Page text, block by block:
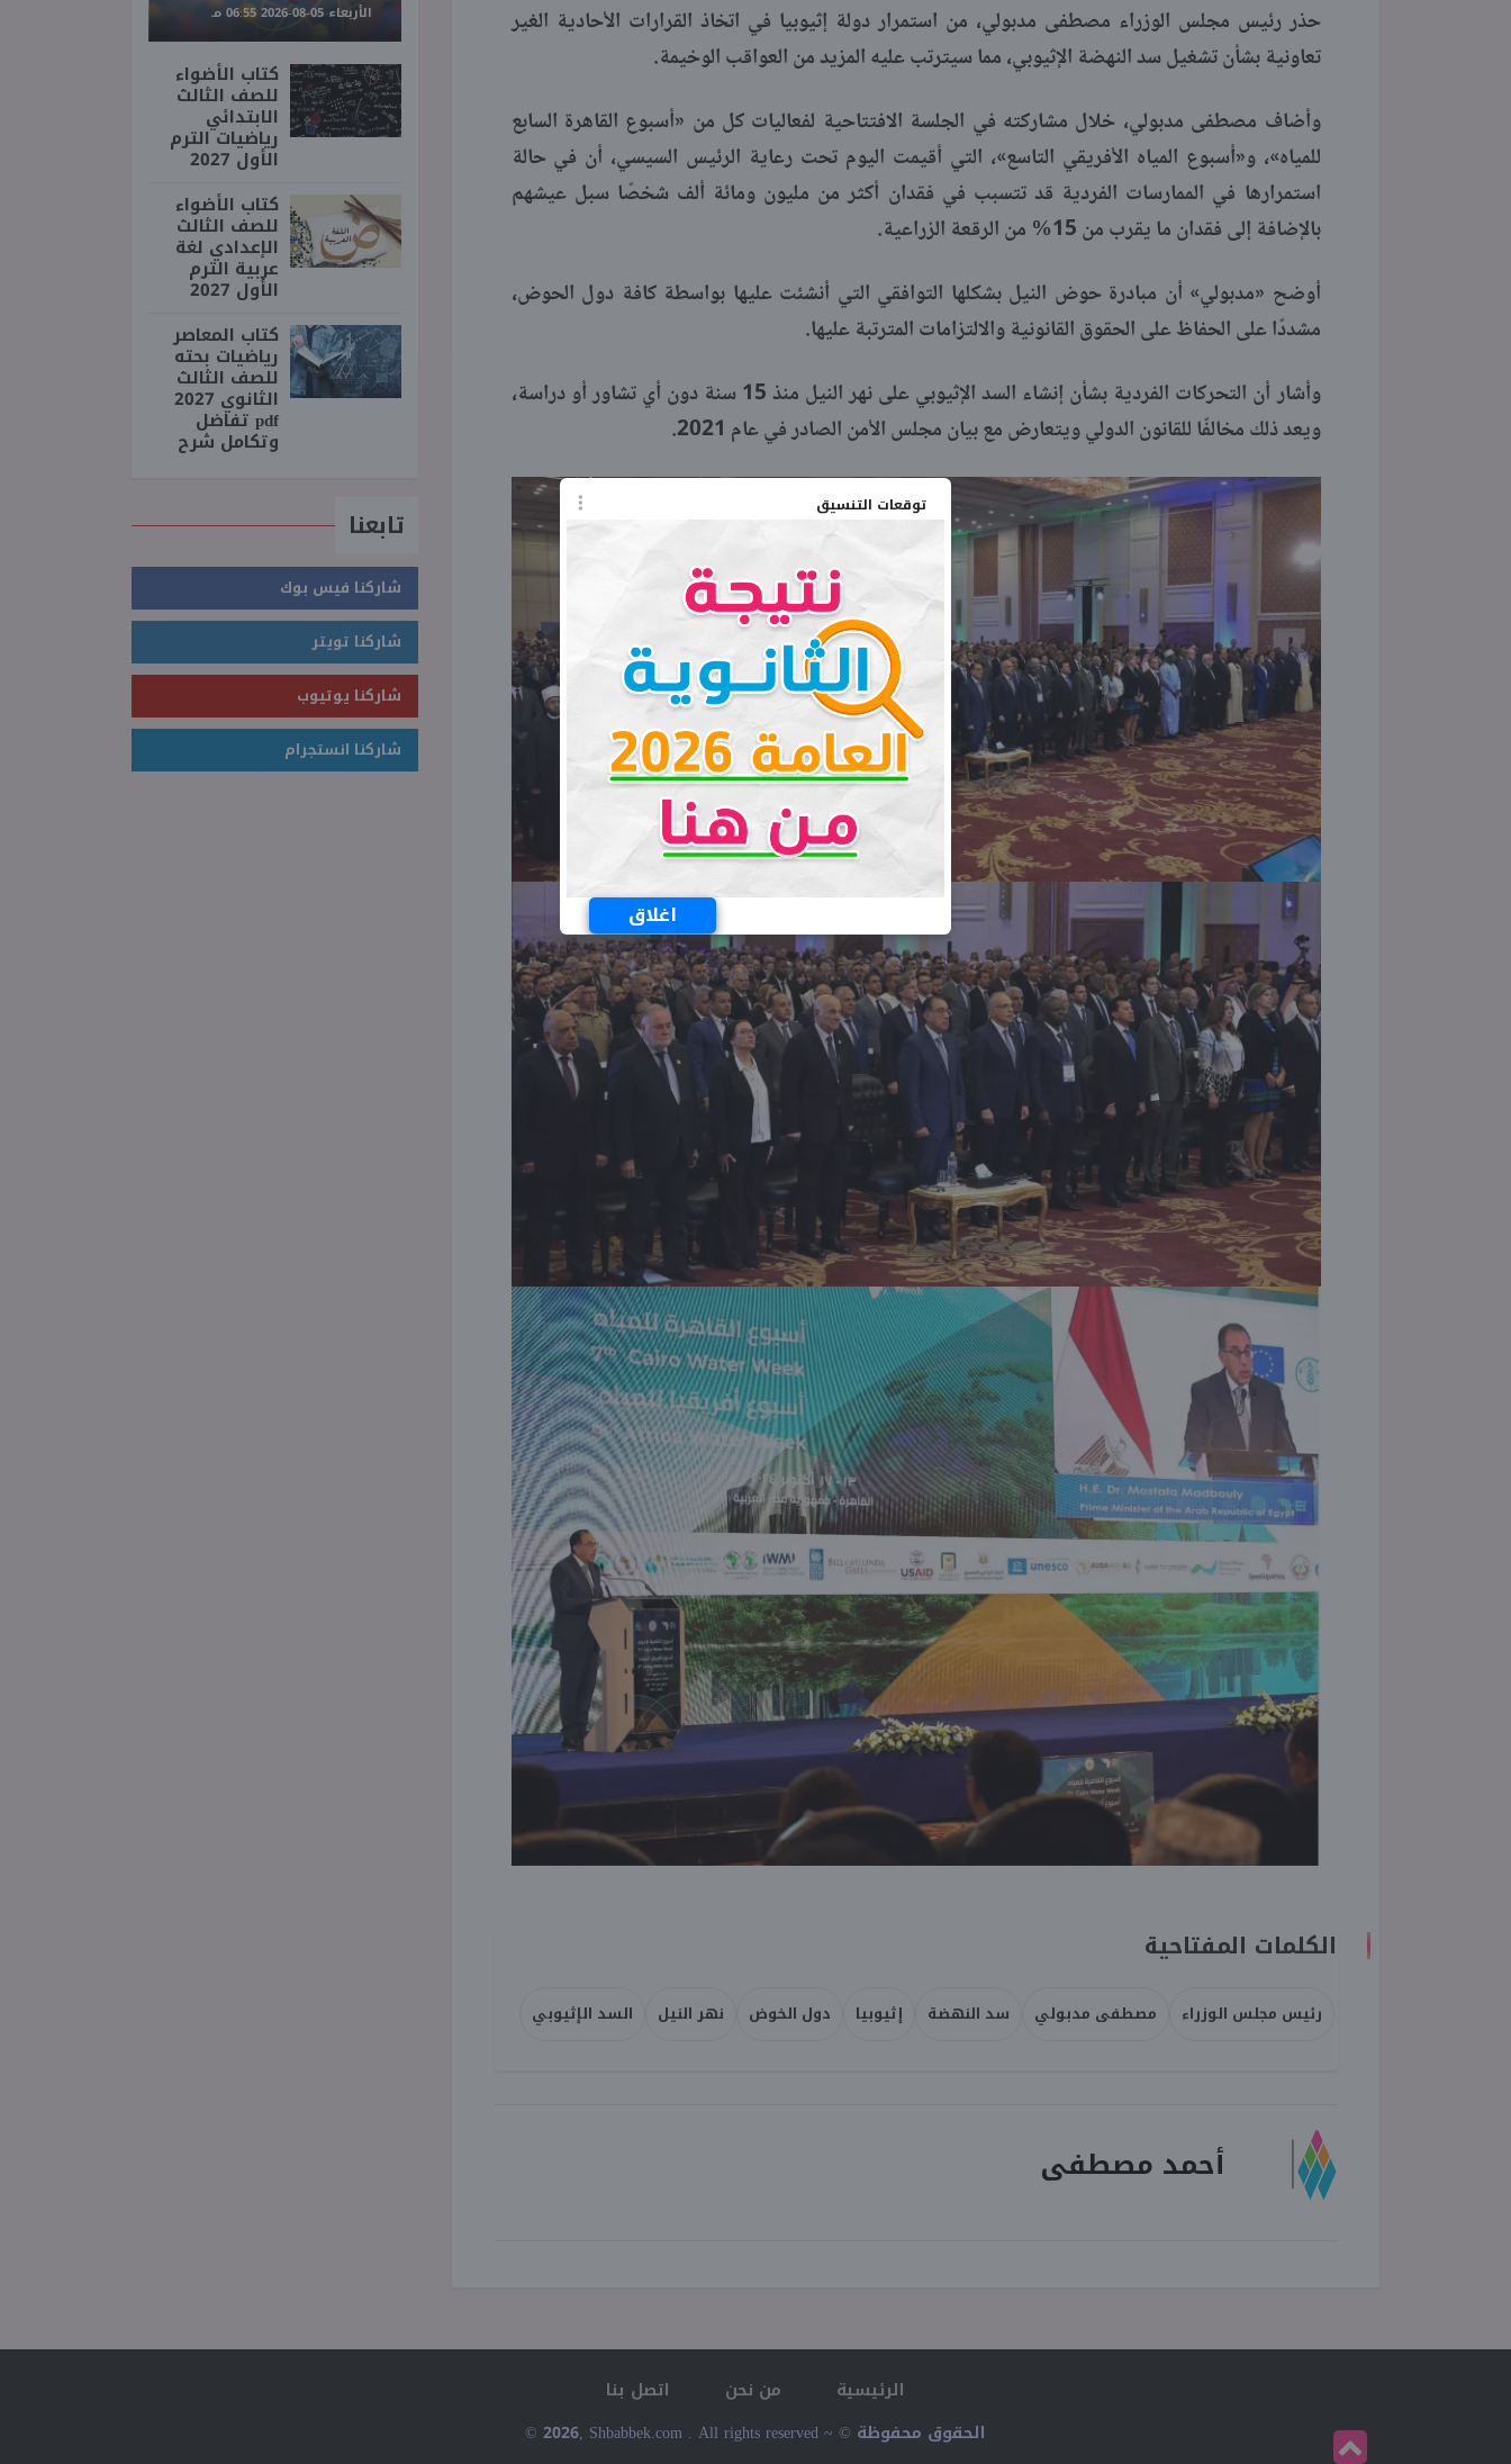
توقعات التنسيق
اغلاق
حذر رئيس مجلس الوزراء مصطفى مدبولي، من استمرار دولة إثيوبيا في اتخاذ القرارات الأحادية الغير
تعاونية بشأن تشغيل سد النهضة الإثيوبي، مما سيترتب عليه المزيد من العواقب الوخيمة.
وأضاف مصطفى مدبولي، خلال مشاركته في الجلسة الافتتاحية لفعاليات كل من «أسبوع القاهرة السابع
للمياه»، و«أسبوع المياه الأفريقي التاسع»، التي أقيمت اليوم تحت رعاية الرئيس السيسي، أن في حالة
استمرارها في الممارسات الفردية قد تتسبب في فقدان أكثر من مليون ومائة ألف شخصًا سبل عيشهم
بالإضافة إلى فقدان ما يقرب من 15% من الرقعة الزراعية.
أوضح «مدبولي» أن مبادرة حوض النيل بشكلها التوافقي التي أنشئت عليها بواسطة كافة دول الحوض،
مشددًا على الحفاظ على الحقوق القانونية والالتزامات المترتبة عليها.
وأشار أن التحركات الفردية بشأن إنشاء السد الإثيوبي على نهر النيل منذ 15 سنة دون أي تشاور أو دراسة،
ويعد ذلك مخالفًا للقانون الدولي ويتعارض مع بيان مجلس الأمن الصادر في عام 2021.
الكلمات المفتاحية
رئيس مجلس الوزراء مصطفى مدبولي سد النهضة إثيوبيا دول الخوض نهر النيل السد الإثيوبي
أحمد مصطفى
الأربعاء 05-08-2026 06:55 مـ
كتاب الأضواء
للصف الثالث
الابتدائي
رياضيات الترم
الأول 2027
كتاب الأضواء
للصف الثالث
الإعدادي لغة
عربية الترم
الأول 2027
كتاب المعاصر
رياضيات بحته
للصف الثالث
الثانوي 2027
pdf تفاضل
وتكامل شرح
تابعنا
شاركنا فيس بوك
شاركنا تويتر
شاركنا يوتيوب
شاركنا انستجرام
الرئيسية من نحن
اتصل بنا
© 2026, Shbabbek.com . All rights reserved ~ © الحقوق محفوظة